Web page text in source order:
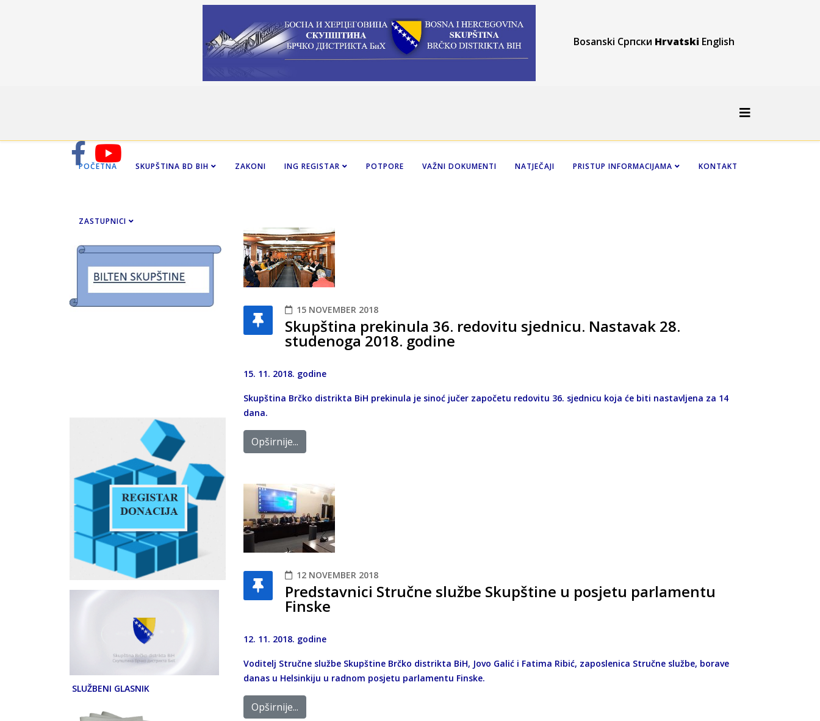
Bosanski Српски Hrvatski English
POČETNA SKUPŠTINA BD BIH ZAKONI ING REGISTAR POTPORE VAŽNI DOKUMENTI NATJEČAJI PRISTUP INFORMACIJAMA KONTAKT
ZASTUPNICI
SLUŽBENI GLASNIK
15 NOVEMBER 2018
Skupština prekinula 36. redovitu sjednicu. Nastavak 28.
studenoga 2018. godine
15. 11. 2018. godine
Skupština Brčko distrikta BiH prekinula je sinoć jučer započetu redovitu 36. sjednicu koja će biti nastavljena za 14
dana.
Opširnije...
12 NOVEMBER 2018
Predstavnici Stručne službe Skupštine u posjetu parlamentu
Finske
12. 11. 2018. godine
Voditelj Stručne službe Skupštine Brčko distrikta BiH, Jovo Galić i Fatima Ribić, zaposlenica Stručne službe, borave
danas u Helsinkiju u radnom posjetu parlamentu Finske.
Opširnije...